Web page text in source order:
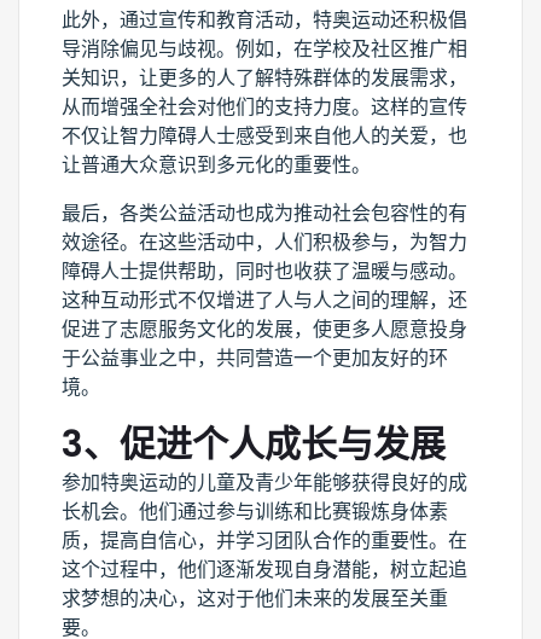
此外，通过宣传和教育活动，特奥运动还积极倡
导消除偏见与歧视。例如，在学校及社区推广相
关知识，让更多的人了解特殊群体的发展需求，
从而增强全社会对他们的支持力度。这样的宣传
不仅让智力障碍人士感受到来自他人的关爱，也
让普通大众意识到多元化的重要性。
最后，各类公益活动也成为推动社会包容性的有
效途径。在这些活动中，人们积极参与，为智力
障碍人士提供帮助，同时也收获了温暖与感动。
这种互动形式不仅增进了人与人之间的理解，还
促进了志愿服务文化的发展，使更多人愿意投身
于公益事业之中，共同营造一个更加友好的环
境。
3、促进个人成长与发展
参加特奥运动的儿童及青少年能够获得良好的成
长机会。他们通过参与训练和比赛锻炼身体素
质，提高自信心，并学习团队合作的重要性。在
这个过程中，他们逐渐发现自身潜能，树立起追
求梦想的决心，这对于他们未来的发展至关重
要。